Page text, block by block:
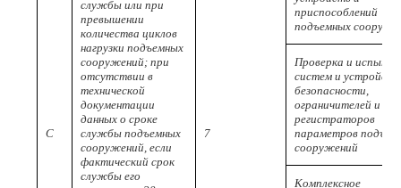
C
службы или при
превышении
количества циклов
нагрузки подъемных
сооружений; при
отсутствии в
технической
документации
данных о сроке
службы подъемных
сооружений, если
фактический срок
службы его
7
приспособлений
подъемных
Проверка и
систем и устройств
безопасности,
ограничителей и
регистраторов
параметров
сооружений
Комплексное